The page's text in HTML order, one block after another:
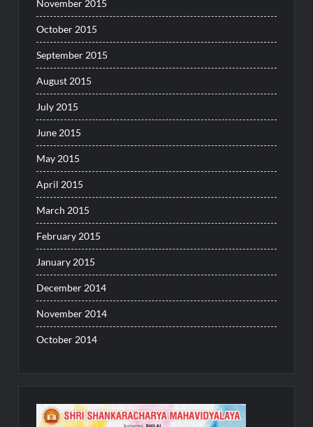
November 2015
October 2015
September 2015
August 2015
July 2015
June 2015
May 2015
April 2015
March 2015
February 2015
January 2015
December 2014
November 2014
October 2014